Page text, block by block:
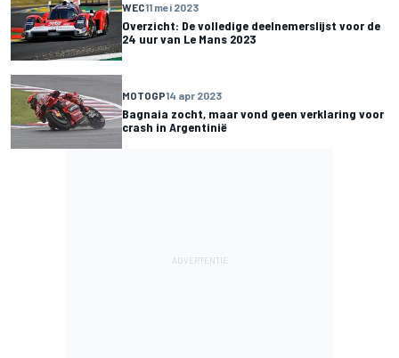
WEC11 mei 2023
Overzicht: De volledige deelnemerslijst voor de
24 uur van Le Mans 2023
MOTOGP14 apr 2023
Bagnaia zocht, maar vond geen verklaring voor
crash in Argentinië